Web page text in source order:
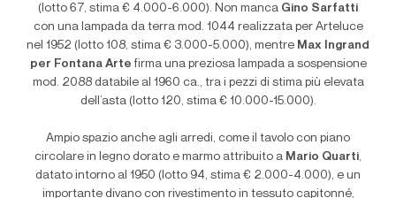
(lotto 67, stima € 4.000-6.000). Non manca Gino Sarfatti
con una lampada da terra mod. 1044 realizzata per Arteluce
nel 1952 (lotto 108, stima € 3.000-5.000), mentre Max Ingrand
per Fontana Arte firma una preziosa lampada a sospensione
mod. 2088 databile al 1960 ca., tra i pezzi di stima più elevata
dell’asta (lotto 120, stima € 10.000-15.000).
Ampio spazio anche agli arredi, come il tavolo con piano
circolare in legno dorato e marmo attribuito a Mario Quarti,
datato intorno al 1950 (lotto 94, stima € 2.000-4.000), e un
importante divano con rivestimento in tessuto capitonné,